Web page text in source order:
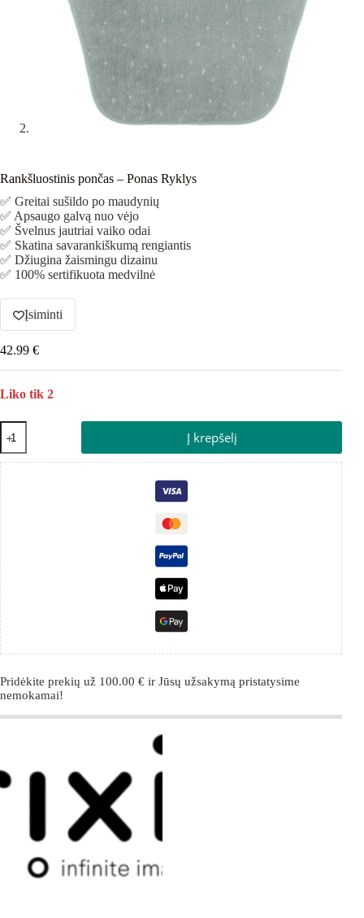
Rankšluostinis pončas – Ponas Ryklys
✅ Greitai sušildo po maudynių
✅ Apsaugo galvą nuo vėjo
✅ Švelnus jautriai vaiko odai
✅ Skatina savarankiškumą rengiantis
✅ Džiugina žaismingu dizainu
✅ 100% sertifikuota medvilnė
Įsiminti
42.99 €
Liko tik 2
Į krepšelį
Pridėkite prekių už 100.00 € ir Jūsų užsakymą pristatysime
nemokamai!